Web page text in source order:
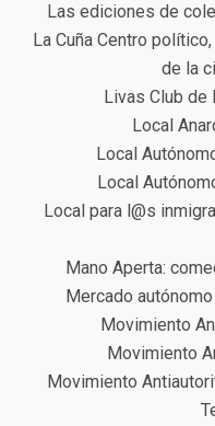
Las ediciones de
La Cuña Centro
de la
Livas Club de
Local
Local
Local
Local para l@s
Mano Aperta:
Mercado
Μovimiento
Movimiento
Movimiento